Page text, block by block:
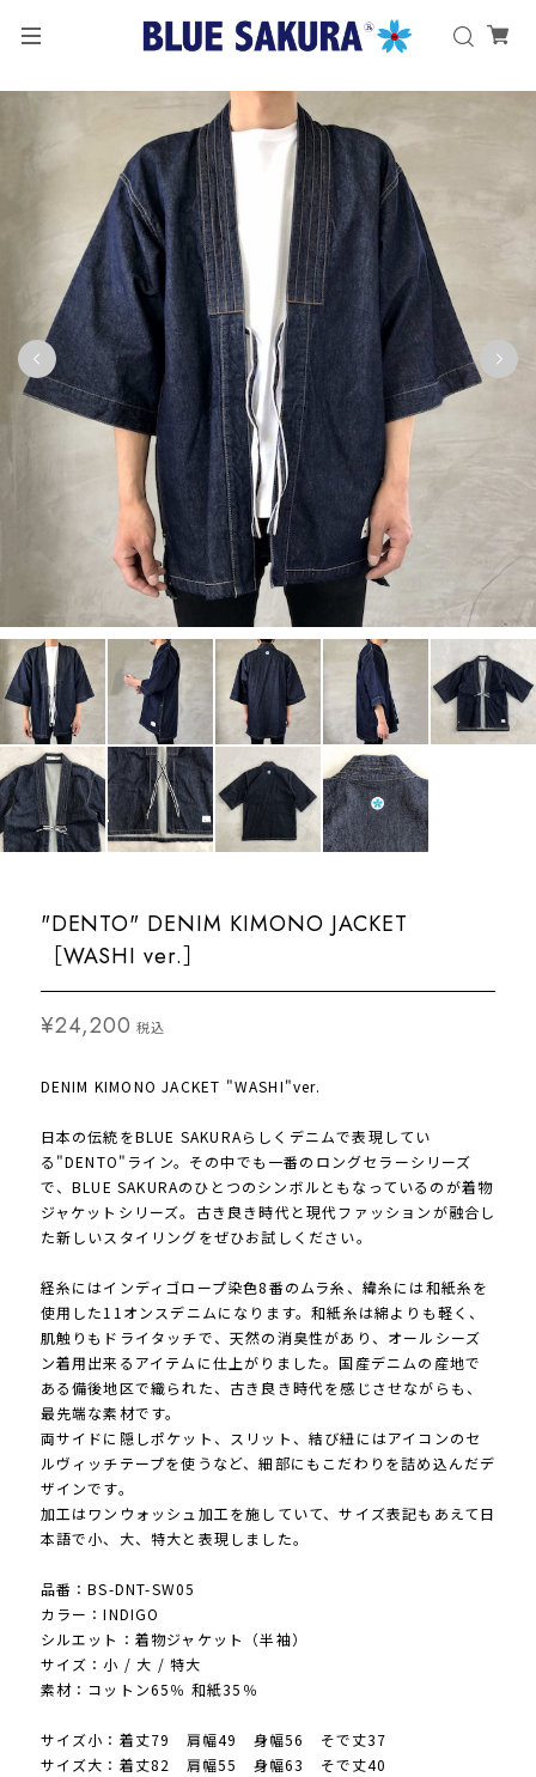
"DENTO" DENIM KIMONO JACKET
［WASHI ver.］
¥24,200 税込
DENIM KIMONO JACKET "WASHI"ver.
日本の伝統をBLUE SAKURAらしくデニムで表現してい
る"DENTO"ライン。その中でも一番のロングセラーシリーズ
で、BLUE SAKURAのひとつのシンボルともなっているのが着物
ジャケットシリーズ。古き良き時代と現代ファッションが融合し
た新しいスタイリングをぜひお試しください。
経糸にはインディゴロープ染色8番のムラ糸、緯糸には和紙糸を
使用した11オンスデニムになります。和紙糸は綿よりも軽く、
肌触りもドライタッチで、天然の消臭性があり、オールシーズ
ン着用出来るアイテムに仕上がりました。国産デニムの産地で
ある備後地区で織られた、古き良き時代を感じさせながらも、
最先端な素材です。
両サイドに隠しポケット、スリット、結び紐にはアイコンのセ
ルヴィッチテープを使うなど、細部にもこだわりを詰め込んだデ
ザインです。
加工はワンウォッシュ加工を施していて、サイズ表記もあえて日
本語で小、大、特大と表現しました。
品番：BS-DNT-SW05
カラー：INDIGO
シルエット：着物ジャケット（半袖）
サイズ：小 / 大 / 特大
素材：コットン65％ 和紙35％
サイズ小：着丈79 肩幅49 身幅56 そで丈37
サイズ大：着丈82 肩幅55 身幅63 そで丈40